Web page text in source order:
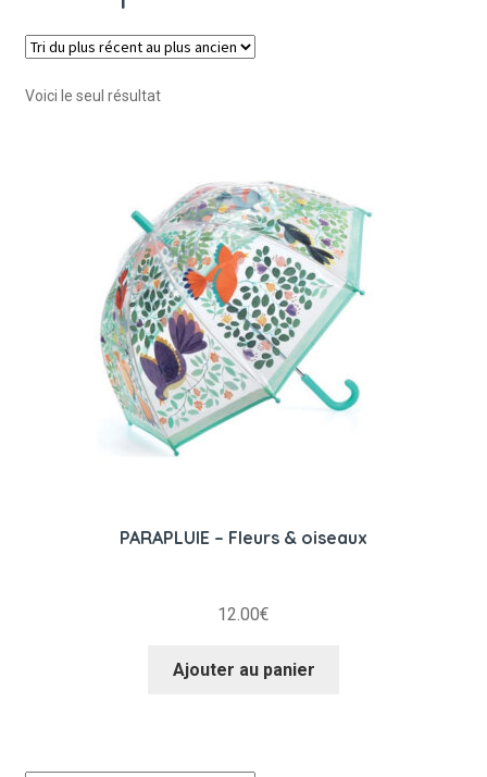
Voici le seul résultat
PARAPLUIE – Fleurs & oiseaux
12.00€
Ajouter au panier